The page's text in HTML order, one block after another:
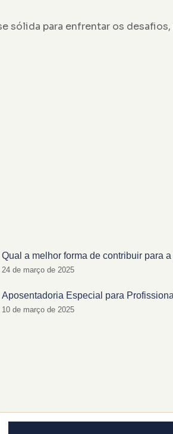
para enfrentar os
Qual a melhor forma de contribuir para
24 de março de 2025
Aposentadoria Especial para
10 de março de 2025